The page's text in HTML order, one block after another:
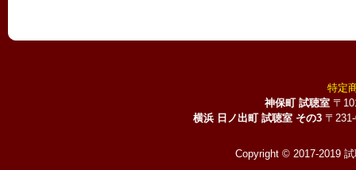
特定
神保町 試聴室 〒
横浜 日ノ出町 試聴室 その3 〒
Copyright © 2017-2019